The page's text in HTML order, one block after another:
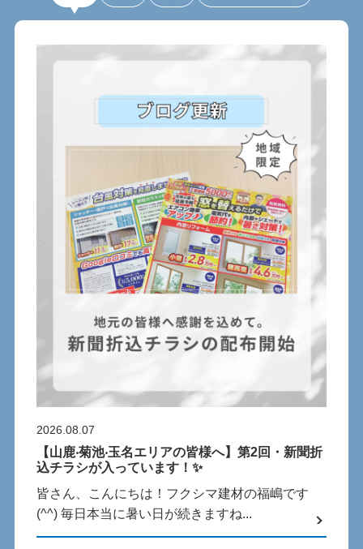
2026.08.07
【⼭⿅‧菊池‧⽟名エリアの皆様へ】第2回・新聞折
込チラシが⼊っています！✨
皆さん、こんにちは！フクシマ建材の福嶋です
(^^) 毎⽇本当に暑い⽇が続きますね...